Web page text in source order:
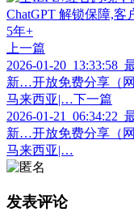
上一篇
2026-01-
新…开放免费分享（
马来西亚|… 下一篇
2026-01-
新…开放免费分享（
马来西亚|…
发表评论